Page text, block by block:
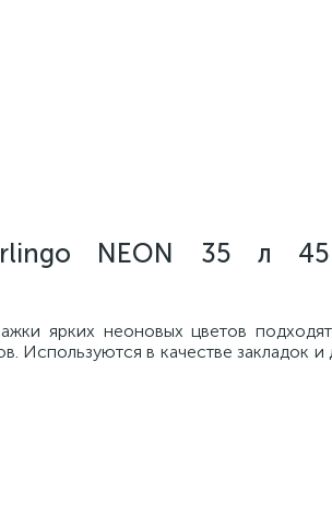
NEON 35 л
ярких неоновых цветов
Используются в качестве закладок